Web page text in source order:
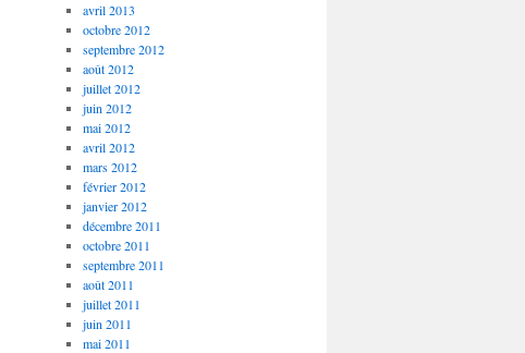
avril 2013
octobre 2012
septembre 2012
août 2012
juillet 2012
juin 2012
mai 2012
avril 2012
mars 2012
février 2012
janvier 2012
décembre 2011
octobre 2011
septembre 2011
août 2011
juillet 2011
juin 2011
mai 2011